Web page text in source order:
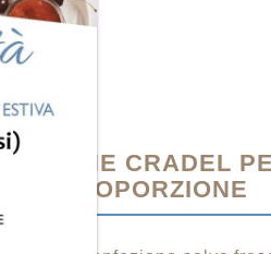
MELIGHE CRADEL
MONOPORZIONE